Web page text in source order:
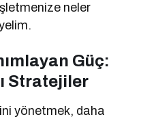
neler
Güç:
Stratejiler
yönetmek, daha